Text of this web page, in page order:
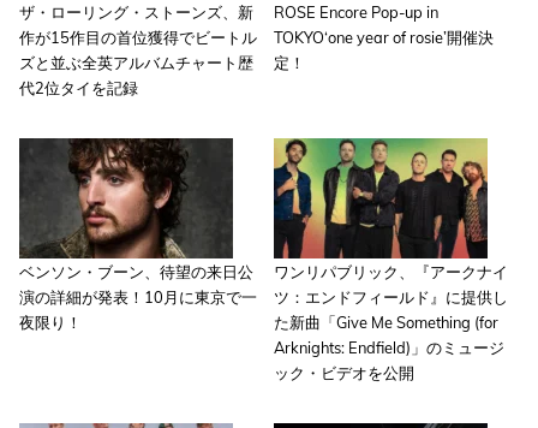
ザ・ローリング・ストーンズ、新
作が15作目の首位獲得でビートル
ズと並ぶ全英アルバムチャート歴
代2位タイを記録
ROSE Encore Pop-up in
TOKYO‘one year of rosie’開催決
定！
ベンソン・ブーン、待望の来日公
演の詳細が発表！10月に東京で一
夜限り！
ワンリパブリック、『アークナイ
ツ：エンドフィールド』に提供し
た新曲「Give Me Something (for
Arknights: Endfield)」のミュージ
ック・ビデオを公開